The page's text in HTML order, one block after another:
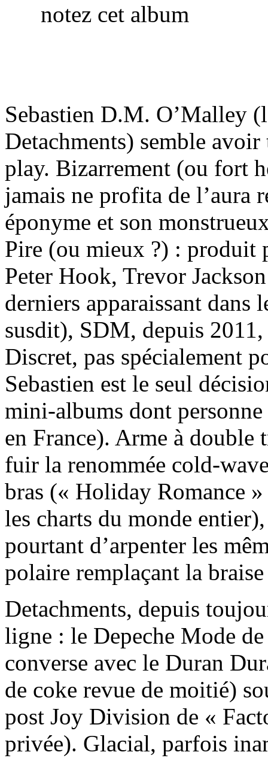
notez cet album
Sebastien D.M. O’Malley
Detachments) semble
play. Bizarrement (ou fort
jamais ne profita de l’aura
éponyme et son
Pire (ou mieux ?) : produit
Peter Hook, Trevor
derniers apparaissant dans
susdit), SDM, depuis
Discret, pas spécialement
Sebastien est le seul
mini-albums dont
en France). Arme à double
fuir la renommée cold-
bras (« Holiday Romance
les charts du monde
pourtant d’arpenter les
polaire remplaçant la braise
Detachments, depuis
ligne : le Depeche Mode
converse avec le Duran
de coke revue de moitié)
post Joy Division de «
privée). Glacial, parfois